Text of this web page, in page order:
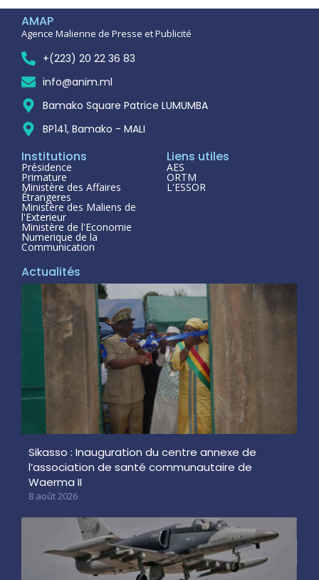
AMAP
Agence Malienne de Presse et Publicité
+(223) 20 22 36 83
info@anim.ml
Bamako Square Patrice LUMUMBA
BP141, Bamako - MALI
Institutions
Présidence
Primature
Ministère des Affaires
Étrangeres
Ministère des Maliens de
l'Exterieur
Ministère de l'Economie
Numerique de la
Communication
Liens utiles
AES
ORTM
L'ESSOR
Actualités
Sikasso : Inauguration du centre annexe de
l’association de santé communautaire de
Waerma II
8 août 2026